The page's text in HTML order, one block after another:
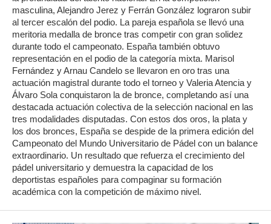
masculina, Alejandro Jerez y Ferrán González lograron subir
al tercer escalón del podio. La pareja española se llevó una
meritoria medalla de bronce tras competir con gran solidez
durante todo el campeonato. España también obtuvo
representación en el podio de la categoría mixta. Marisol
Fernández y Arnau Candelo se llevaron en oro tras una
actuación magistral durante todo el torneo y Valeria Atencia y
Álvaro Sola conquistaron la de bronce, completando así una
destacada actuación colectiva de la selección nacional en las
tres modalidades disputadas. Con estos dos oros, la plata y
los dos bronces, España se despide de la primera edición del
Campeonato del Mundo Universitario de Pádel con un balance
extraordinario. Un resultado que refuerza el crecimiento del
pádel universitario y demuestra la capacidad de los
deportistas españoles para compaginar su formación
académica con la competición de máximo nivel.